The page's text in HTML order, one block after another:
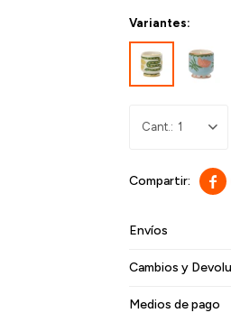
Variantes:
1

Envíos
Cambios y
Medios de pago